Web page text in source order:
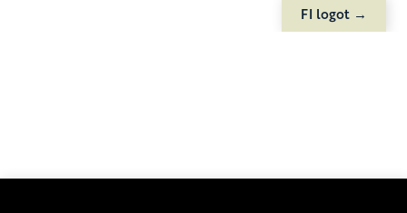
FI logot →